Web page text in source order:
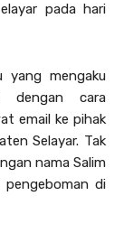
pada hari
yang mengaku
dengan cara
email ke pihak
Selayar. Tak
nama Salim
pengeboman di